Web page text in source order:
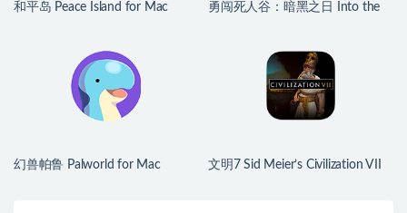
和平岛 Peace Island for Mac
勇闯死人谷：暗黑之日 Into the
幻兽帕鲁 Palworld for Mac
文明7 Sid Meier’s Civilization VII